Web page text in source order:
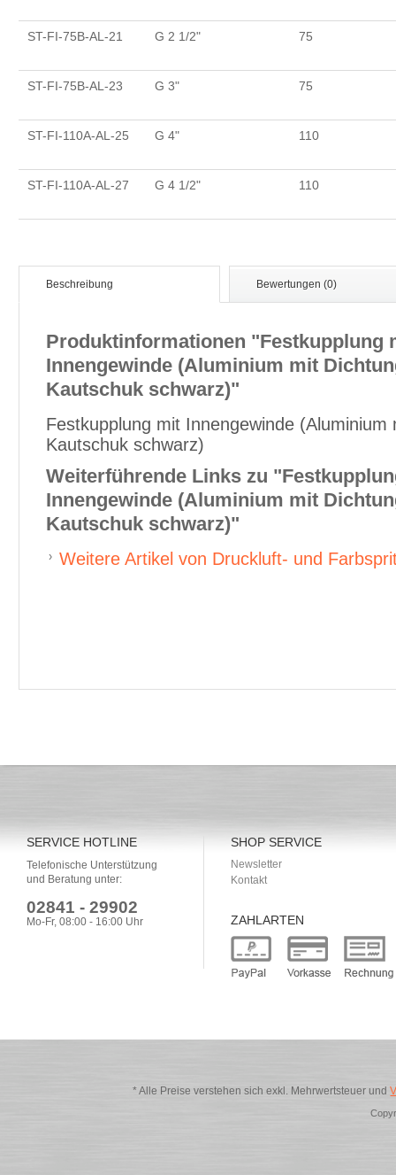
ST-FI-75B-AL-21 G 2 1/2" 75
ST-FI-75B-AL-23 G 3" 75
ST-FI-110A-AL-25 G 4" 110
ST-FI-110A-AL-27 G 4 1/2" 110
Beschreibung Bewertungen (0)
Produktinformationen "Festkupplung
Innengewinde (Aluminium mit
Kautschuk schwarz)"
Festkupplung mit Innengewinde (Aluminium
Kautschuk schwarz)
Weiterführende Links zu
Innengewinde (Aluminium mit
Kautschuk schwarz)"
Weitere Artikel von Druckluft- und
SERVICE HOTLINE
Telefonische Unterstützung
und Beratung unter:
02841 - 29902
Mo-Fr, 08:00 - 16:00 Uhr
SHOP SERVICE
Newsletter
Kontakt
ZAHLARTEN
* Alle Preise verstehen sich exkl. Mehrwertsteuer und